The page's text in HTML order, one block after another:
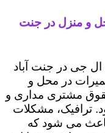
و منزل در جنت
ال جی در جنت آباد
در محل و
مشتری مداری و
ترافیک، مشکلات
می شود که